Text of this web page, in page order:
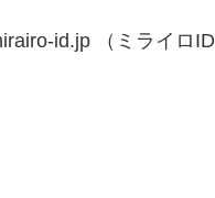
id.jp （ミライロID